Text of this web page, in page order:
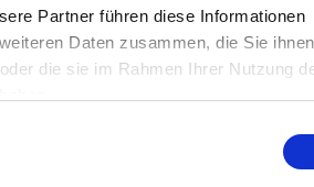
Partner führen diese Informationen
Daten zusammen, die Sie ihnen
die sie im Rahmen Ihrer Nutzung